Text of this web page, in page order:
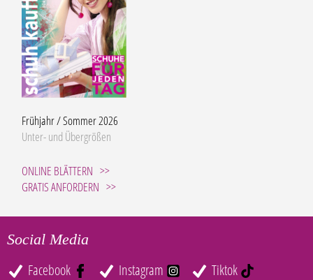
Frühjahr / Sommer 2026
Unter- und Übergrößen
ONLINE BLÄTTERN
GRATIS ANFORDERN
Social Media
Facebook Instagram Tiktok